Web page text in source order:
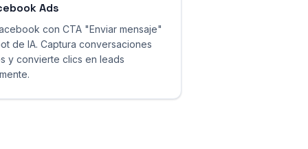
Ads
con CTA "Enviar mensaje"
de IA. Captura conversaciones
y convierte clics en leads